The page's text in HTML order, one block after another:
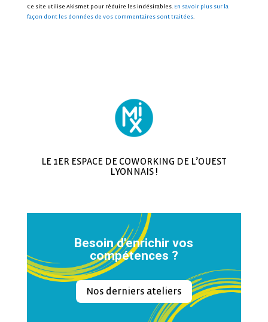
Ce site utilise Akismet pour réduire les indésirables. En savoir plus sur la
façon dont les données de vos commentaires sont traitées.
LE 1ER ESPACE DE COWORKING DE L’OUEST
LYONNAIS !
Besoin d'enrichir vos
compétences ?
Nos derniers ateliers